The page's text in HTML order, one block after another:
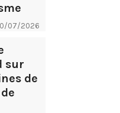
07/2026
sur
de